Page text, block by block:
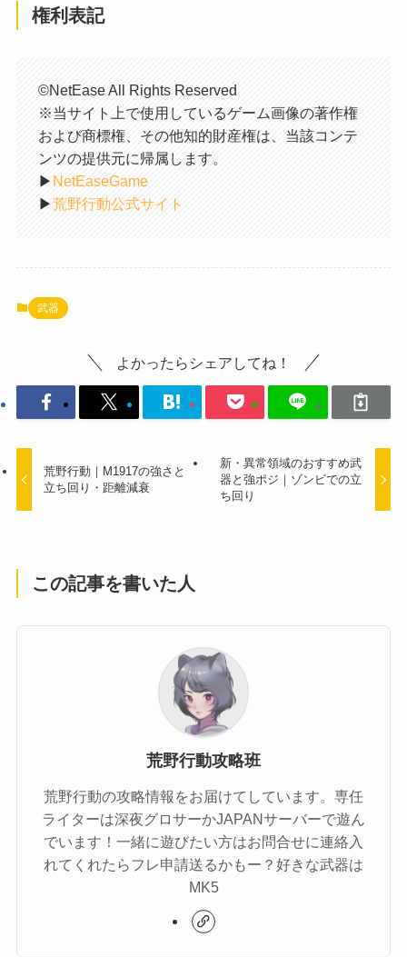
権利表記
©NetEase All Rights Reserved
※当サイト上で使用しているゲーム画像の著作権
および商標権、その他知的財産権は、当該コンテ
ンツの提供元に帰属します。
▶︎ NetEaseGame
▶︎荒野行動公式サイト
武器
よかったらシェアしてね！
荒野行動｜M1917の強さと
立ち回り・距離減衰
新・異常領域のおすすめ武
器と強ポジ｜ゾンビでの立
ち回り
この記事を書いた人
荒野行動攻略班
荒野行動の攻略情報をお届けてしています。専任
ライターは深夜グロサーかJAPANサーバーで遊ん
でいます！一緒に遊びたい方はお問合せに連絡入
れてくれたらフレ申請送るかもー？好きな武器は
MK5